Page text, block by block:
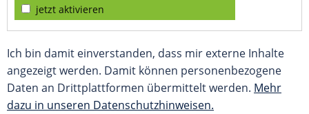
jetzt aktivieren
Ich bin damit einverstanden, dass mir externe Inhalte
angezeigt werden. Damit können personenbezogene
Daten an Drittplattformen übermittelt werden. Mehr
dazu in unseren Datenschutzhinweisen.